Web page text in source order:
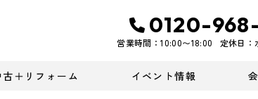
0120-
営業時間：10:00〜18:00 定休日：
古＋リフォーム イベント情報